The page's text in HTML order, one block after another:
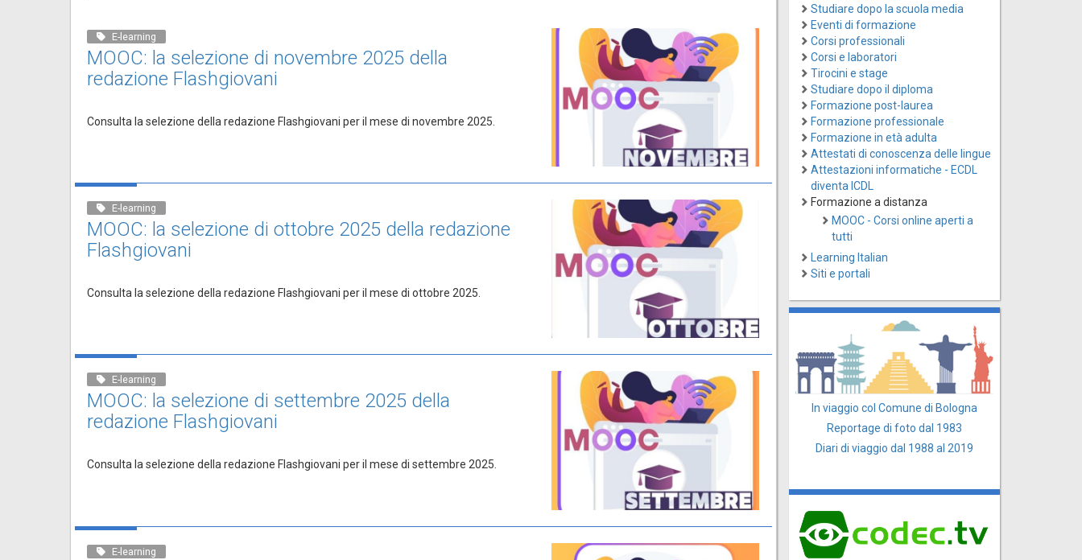
E-learning
MOOC: la selezione di novembre 2025 della
redazione Flashgiovani
Consulta la selezione della redazione Flashgiovani per il mese di novembre 2025.
E-learning
MOOC: la selezione di ottobre 2025 della redazione
Flashgiovani
Consulta la selezione della redazione Flashgiovani per il mese di ottobre 2025.
E-learning
MOOC: la selezione di settembre 2025 della
redazione Flashgiovani
Consulta la selezione della redazione Flashgiovani per il mese di settembre 2025.
E-learning
Studiare dopo la scuola media
Eventi di formazione
Corsi professionali
Corsi e laboratori
Tirocini e stage
Studiare dopo il diploma
Formazione post-laurea
Formazione professionale
Formazione in età adulta
Attestati di conoscenza delle lingue
Attestazioni informatiche - ECDL
diventa ICDL
Formazione a distanza
MOOC - Corsi online aperti a
tutti
Learning Italian
Siti e portali
In viaggio col Comune di Bologna
Reportage di foto dal 1983
Diari di viaggio dal 1988 al 2019